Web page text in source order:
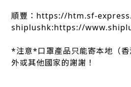
順豐：https://htm.sf-
shiplushk:https://
*注意*口罩產品只能寄本地（
外或其他國家的謝謝！